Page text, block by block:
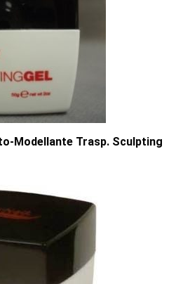
Modellante Trasp. Sculpting